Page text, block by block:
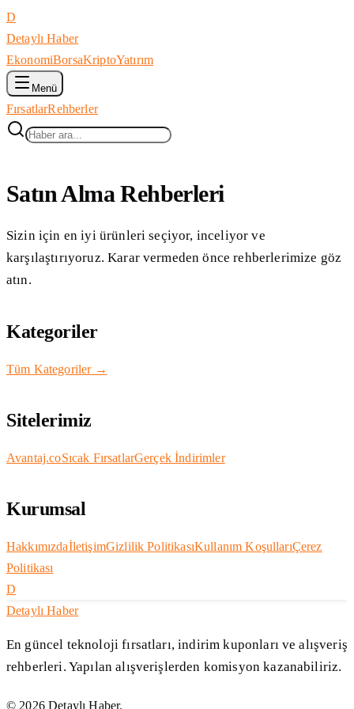
D
Detaylı Haber
EkonomiBorsaKriptoYatırım
Menü
FırsatlarRehberler
Satın Alma Rehberleri
Sizin için en iyi ürünleri seçiyor, inceliyor ve
karşılaştırıyoruz. Karar vermeden önce rehberlerimize göz
atın.
Kategoriler
Tüm Kategoriler →
Sitelerimiz
Avantaj.coSıcak FırsatlarGerçek İndirimler
Kurumsal
HakkımızdaİletişimGizlilik PolitikasıKullanım KoşullarıÇerez
Politikası
D
Detaylı Haber
En güncel teknoloji fırsatları, indirim kuponları ve alışveriş
rehberleri. Yapılan alışverişlerden komisyon kazanabiliriz.
© 2026 Detaylı Haber.